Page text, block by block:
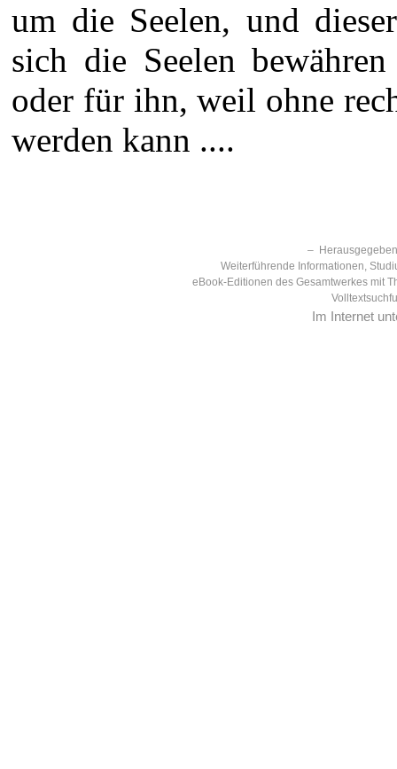
um die Seelen, und
sich die Seelen
oder für ihn, weil ohne
werden kann ....
–
Weiterführende Informationen,
eBook-Editionen des Gesamtwerkes mit
Im Internet